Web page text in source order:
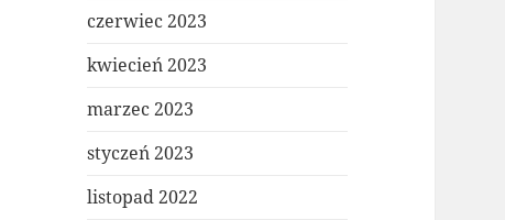
czerwiec 2023
kwiecień 2023
marzec 2023
styczeń 2023
listopad 2022